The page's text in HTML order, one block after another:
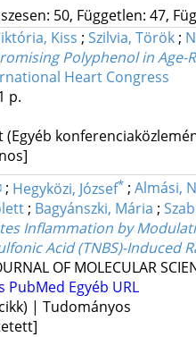
50, Független: 47,
Kiss ; Szilvia, Török;
Polyphenol in Age-
Heart Congress
p.
(Egyéb
; Hegyközi, József* ; Almási,
; Bagyánszki, Mária ;
Inflammation by
Acid (TNBS)-Induced
OF MOLECULAR
PubMed Egyéb URL
| Tudományos